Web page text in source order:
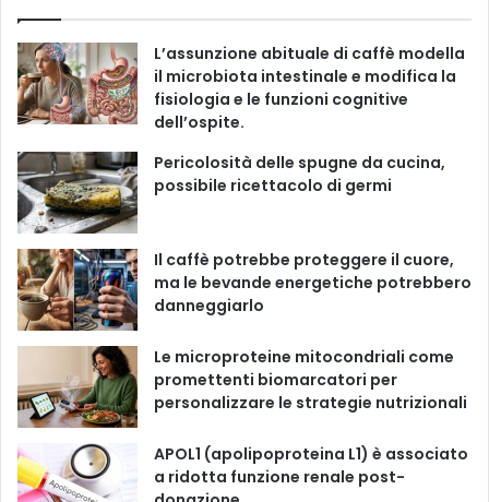
r
i
e
e
b
o
o
k
T
u
b
e
t
a
g
r
a
T
o
k
L’assunzione abituale di caffè modella
il microbiota intestinale e modifica la
fisiologia e le funzioni cognitive
dell’ospite.
Pericolosità delle spugne da cucina,
possibile ricettacolo di germi
Il caffè potrebbe proteggere il cuore,
ma le bevande energetiche potrebbero
danneggiarlo
Le microproteine ​​mitocondriali come
promettenti biomarcatori per
personalizzare le strategie nutrizionali
APOL1 (apolipoproteina L1) è associato
a ridotta funzione renale post-